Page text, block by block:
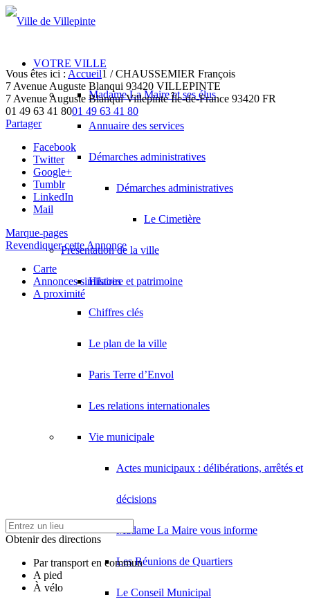
VOTRE VILLE
Madame La Maire et ses élus
Annuaire des services
Démarches administratives
Démarches administratives
Le Cimetière
Présentation de la ville
Histoire et patrimoine
Chiffres clés
Le plan de la ville
Paris Terre d’Envol
Les relations internationales
Vie municipale
Actes municipaux : délibérations, arrêtés et
décisions
Madame La Maire vous informe
Les Réunions de Quartiers
Le Conseil Municipal
Vous êtes ici : Accueil1 / CHAUSSEMIER François
7 Avenue Auguste Blanqui 93420 VILLEPINTE
7 Avenue Auguste Blanqui Villepinte Île-de-France 93420 FR
01 49 63 41 8001 49 63 41 80
Partager
Facebook
Twitter
Google+
Tumblr
LinkedIn
Mail
Marque-pages
Revendiquer cette Annonce
Carte
Annonces similaires
A proximité
Obtenir des directions
Par transport en commun
A pied
À vélo